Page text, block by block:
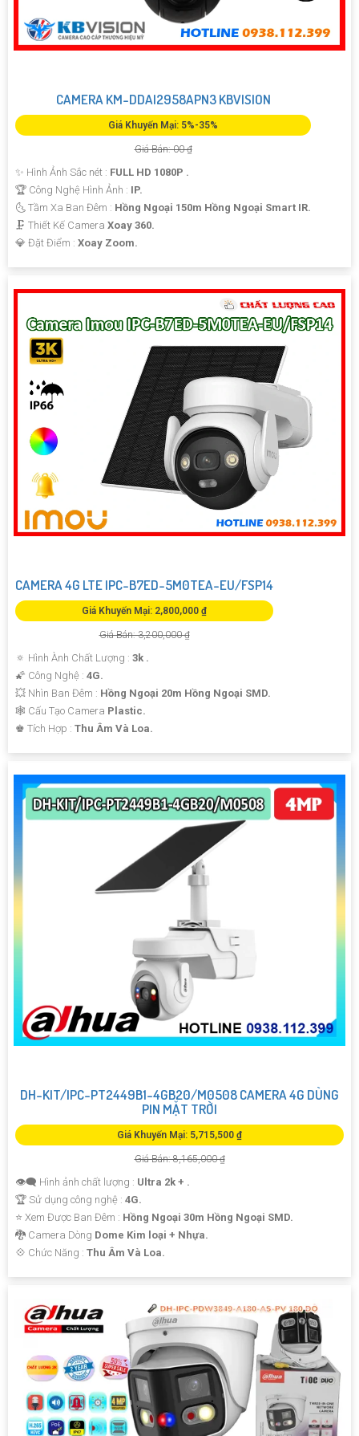
CAMERA KM-DDAI2958APN3 KBVISION
Giá Khuyến Mại: 5%-35%
Giá Bán: 00 ₫
✨ Hình Ảnh Sắc nét : FULL HD 1080P .
🏆 Công Nghệ Hình Ảnh : IP.
🌜 Tầm Xa Ban Đêm : Hồng Ngoại 150m Hồng Ngoại Smart IR.
🗜️ Thiết Kế Camera Xoay 360.
️💎 Đặt Điểm : Xoay Zoom.
CAMERA 4G LTE IPC-B7ED-5M0TEA-EU/FSP14
Giá Khuyến Mại: 2,800,000 ₫
Giá Bán: 3,200,000 ₫
🔅 Hình Ành Chất Lượng : 3k .
🌠 Công Nghệ : 4G.
💥 Nhìn Ban Đêm : Hồng Ngoại 20m Hồng Ngoại SMD.
🕸️ Cấu Tạo Camera Plastic.
️♚ Tích Hợp : Thu Âm Và Loa.
DH-KIT/IPC-PT2449B1-4GB20/M0508 CAMERA 4G DÙNG
PIN MẶT TRỜI
Giá Khuyến Mại: 5,715,500 ₫
Giá Bán: 8,165,000 ₫
👁️‍🗨 Hình ảnh chất lượng : Ultra 2k + .
🏆 Sử dụng công nghệ : 4G.
⭐ Xem Được Ban Đêm : Hồng Ngoại 30m Hồng Ngoại SMD.
🐉️ Camera Dòng Dome Kim loại + Nhựa.
️💠 Chức Năng : Thu Âm Và Loa.